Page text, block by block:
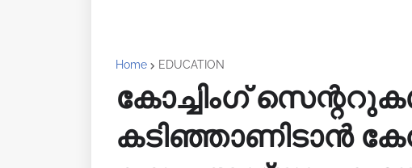
Home EDUCATION
കോച്ചിംഗ്
കടിഞ്ഞാണിടാൻ